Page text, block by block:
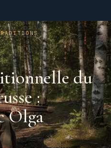
du
:
Olga